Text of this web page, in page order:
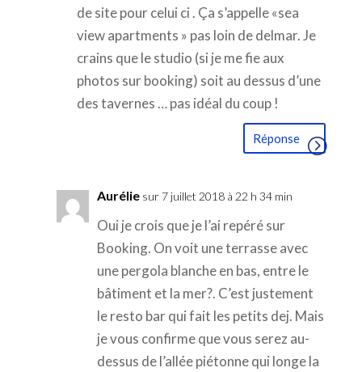
de site pour celui ci . Ça s’appelle «sea
view apartments » pas loin de delmar. Je
crains que le studio (si je me fie aux
photos sur booking) soit au dessus d’une
des tavernes … pas idéal du coup !
Réponse
Aurélie sur 7 juillet 2018 à 22 h 34 min
Oui je crois que je l’ai repéré sur
Booking. On voit une terrasse avec
une pergola blanche en bas, entre le
bâtiment et la mer?. C’est justement
le resto bar qui fait les petits dej. Mais
je vous confirme que vous serez au-
dessus de l’allée piétonne qui longe la